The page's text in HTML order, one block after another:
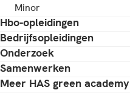
Minor
Hbo-opleidingen
Bedrijfsopleidingen
Onderzoek
Samenwerken
Meer HAS green academy